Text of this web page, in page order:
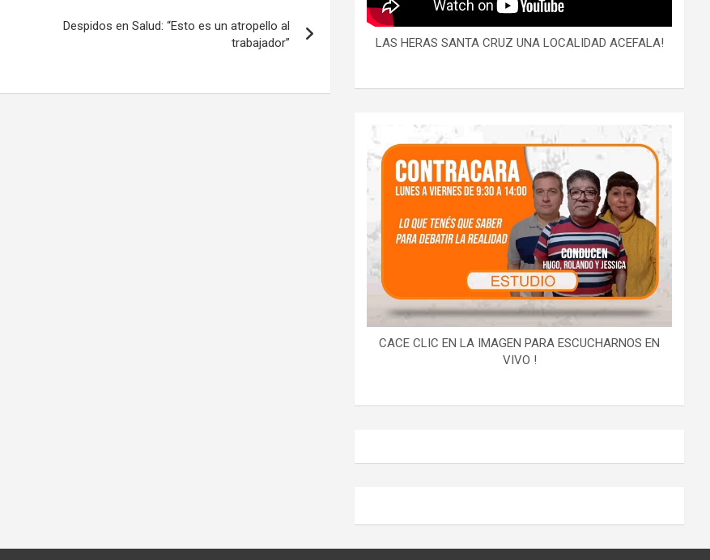
Despidos en Salud: “Esto es un atropello al
trabajador”
LAS HERAS SANTA CRUZ UNA LOCALIDAD ACEFALA!
CACE CLIC EN LA IMAGEN PARA ESCUCHARNOS EN
VIVO !